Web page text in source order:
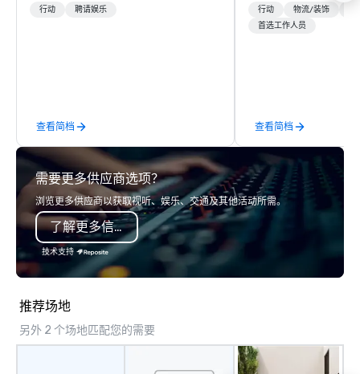
and have some fun? Or maybe there’s
trivia content specifically encourages
teamwork and interactions. •. Special
video questions and other creative
elements elevate our events beyond
typical “pub trivia.” (Check out the
promo videos for quick snippets!) •
Customized content creates a
memorable event experience for all
attendees. • You do not have to be a
“trivia person” to have lots of fun! We
to a range of topics and fun facts,
aiming to both inform and entertain. In
short, we want you to have a good
行动 聘请娱乐
查看简档
charming South, all-
Midwest, or
行动 物流/装饰
首选工作人员
查看简档
需要更多供应商选项？
浏览更多供应商以获取视听、娱乐、交通及其他活动所需。
了解更多信息
技术支持
推荐场地
另外 2 个场地匹配您的需要